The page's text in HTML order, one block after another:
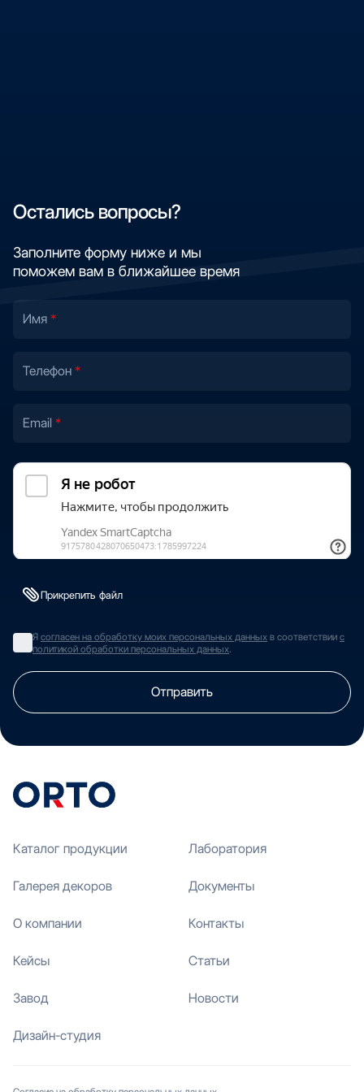
Остались вопросы?
Заполните форму ниже и мы
поможем вам в ближайшее время
Имя
Телефон
Email
Прикрепить файл
Я согласен на обработку моих персональных данных в соответствии с
политикой обработки персональных данных.
Отправить
Каталог продукции
Галерея декоров
О компании
Кейсы
Завод
Дизайн-студия
Лаборатория
Документы
Контакты
Статьи
Новости